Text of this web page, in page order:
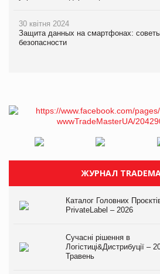
30 квітня 2024
Защита данных на смартфонах:
безопасности
ЖУРНАЛ
Каталог Головних
PrivateLabel – 2026
Сучасні рішення в
Логістиці&Дистрибуції –
Травень